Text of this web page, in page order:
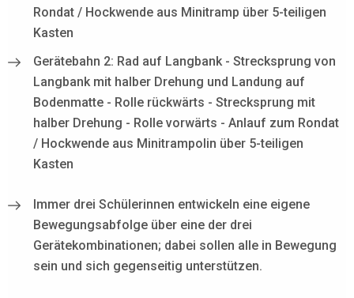
Rondat / Hockwende aus Minitramp über 5-teiligen
Kasten
Gerätebahn 2: Rad auf Langbank - Strecksprung von
Langbank mit halber Drehung und Landung auf
Bodenmatte - Rolle rückwärts - Strecksprung mit
halber Drehung - Rolle vorwärts - Anlauf zum Rondat
/ Hockwende aus Minitrampolin über 5-teiligen
Kasten
Immer drei Schülerinnen entwickeln eine eigene
Bewegungsabfolge über eine der drei
Gerätekombinationen; dabei sollen alle in Bewegung
sein und sich gegenseitig unterstützen.